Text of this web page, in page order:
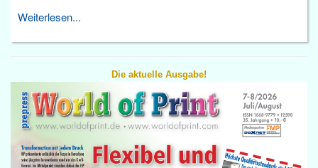
Weiterlesen...
Die aktuelle Ausgabe!